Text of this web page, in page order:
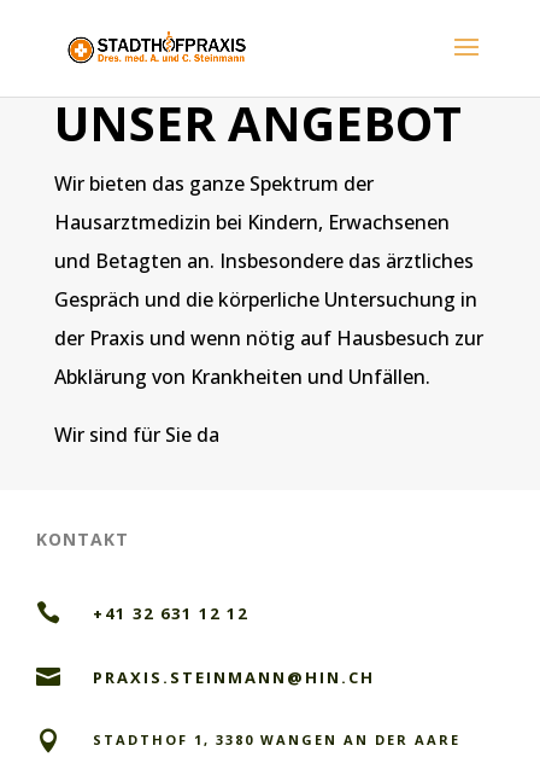
UNSER ANGEBOT
Wir bieten das ganze Spektrum der
Hausarztmedizin bei Kindern, Erwachsenen
und Betagten an. Insbesondere das ärztliches
Gespräch und die körperliche Untersuchung in
der Praxis und wenn nötig auf Hausbesuch zur
Abklärung von Krankheiten und Unfällen.
Wir sind für Sie da
KONTAKT
 +41 32 631 12 12
 PRAXIS.STEINMANN@HIN.CH
 STADTHOF 1, 3380 WANGEN AN DER AARE